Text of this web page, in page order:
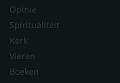
Opinie
Spiritualiteit
Kerk
Vieren
Boeken